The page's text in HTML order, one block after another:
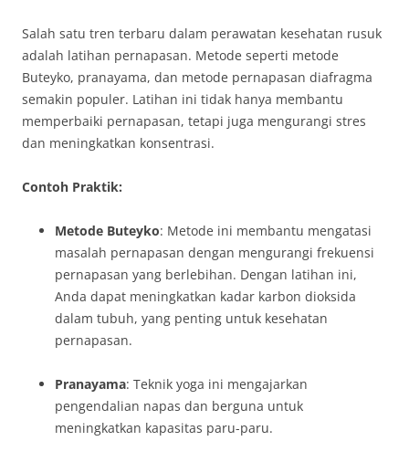
Salah satu tren terbaru dalam perawatan kesehatan rusuk
adalah latihan pernapasan. Metode seperti metode
Buteyko, pranayama, dan metode pernapasan diafragma
semakin populer. Latihan ini tidak hanya membantu
memperbaiki pernapasan, tetapi juga mengurangi stres
dan meningkatkan konsentrasi.
Contoh Praktik:
Metode Buteyko: Metode ini membantu mengatasi
masalah pernapasan dengan mengurangi frekuensi
pernapasan yang berlebihan. Dengan latihan ini,
Anda dapat meningkatkan kadar karbon dioksida
dalam tubuh, yang penting untuk kesehatan
pernapasan.
Pranayama: Teknik yoga ini mengajarkan
pengendalian napas dan berguna untuk
meningkatkan kapasitas paru-paru.